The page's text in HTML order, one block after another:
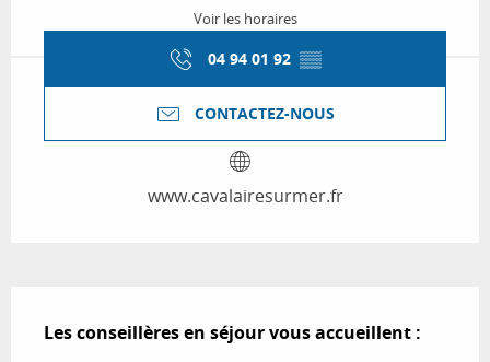
Voir les horaires
04 94 01 92 ▒▒
CONTACTEZ-NOUS
www.cavalairesurmer.fr
Les conseillères en séjour vous accueillent :